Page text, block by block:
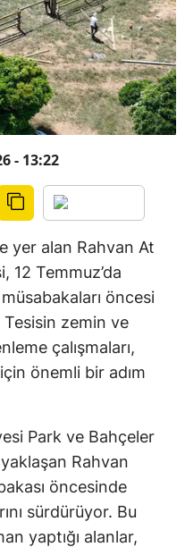
- 13:22
yer alan Rahvan At
12 Temmuz’da
öncesi
Tesisin zemin ve
çalışmaları,
önemli bir adım
Park ve Bahçeler
Rahvan
öncesinde
sürdürüyor. Bu
yaptığı alanlar,